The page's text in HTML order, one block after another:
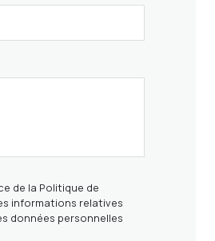
de la Politique de
informations relatives
données personnelles